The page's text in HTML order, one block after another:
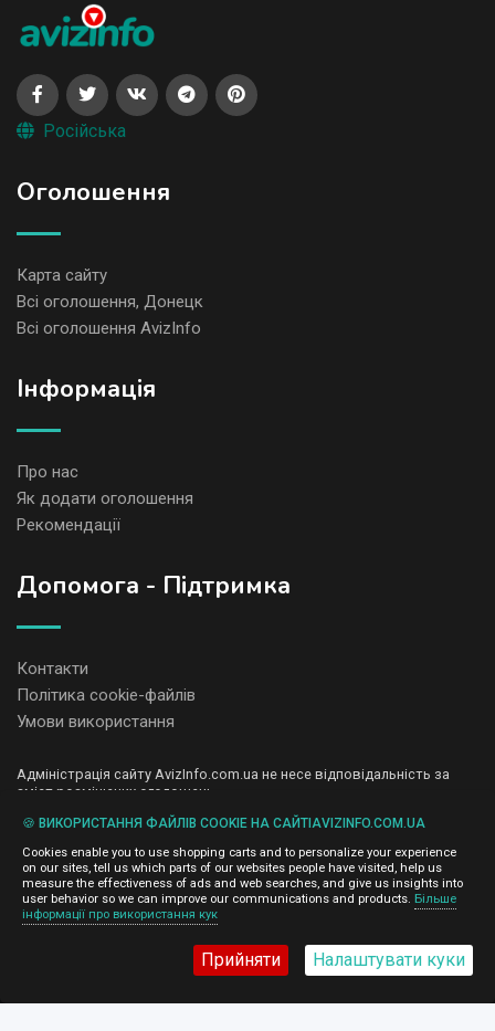
Російська
Оголошення
Карта сайту
Всі оголошення, Донецк
Всі оголошення AvizInfo
Iнформація
Про нас
Як додати оголошення
Рекомендації
Допомога - Підтримка
Контакти
Політика cookie-файлів
Умови використання
Адміністрація сайту AvizInfo.com.ua не несе відповідальність за
зміст розміщених оголошень.
і не продаємо особисту інформацію зареєстрованих користувачів
AvizInfo.com.ua третім особам. Ми не відповідаємо за правила
конфіденційності сайтів на які посилається AvizInfo.com.ua. На
деяких сторінках нашого сайту представлена реклама Google
Adsense Advertising Network. Щоб дізнатися детальніше про
правила конфіденційності Google
🍪 ВИКОРИСТАННЯ ФАЙЛІВ COOKIE НА САЙТІAVIZINFO.COM.UA
Cookies enable you to use shopping carts and to personalize your experience
on our sites, tell us which parts of our websites people have visited, help us
measure the effectiveness of ads and web searches, and give us insights into
user behavior so we can improve our communications and products. Більше
інформації про використання кук
Прийняти Налаштувати куки